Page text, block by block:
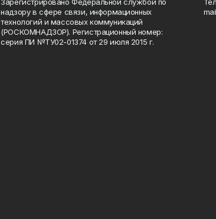
надзору в сфере связи, информационных
технологий и массовых коммуникаций
(РОСКОМНАДЗОР). Регистрационный номер:
серия ПИ №ТУ02-01374 от 29 июля 2015 г.